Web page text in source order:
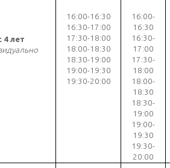
4 лет
16:00-16:30
16:30-17:00
17:30-18:00
18:00-18:30
18:30-19:00
19:00-19:30
19:30-20:00
16:00-
16:30
16:30-
17:00
17:30-
18:00
18:00-
18:30
18:30-
19:00
19:00-
19:30
19:30-
20:00